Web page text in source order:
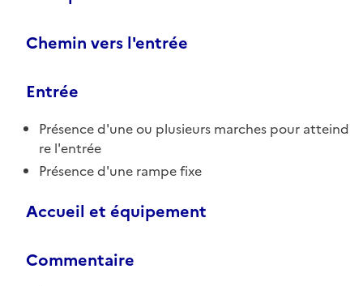
Chemin vers l'entrée
Entrée
Présence d'une ou plusieurs marches pour atteind
re l'entrée
Présence d'une rampe fixe
Accueil et équipement
Commentaire